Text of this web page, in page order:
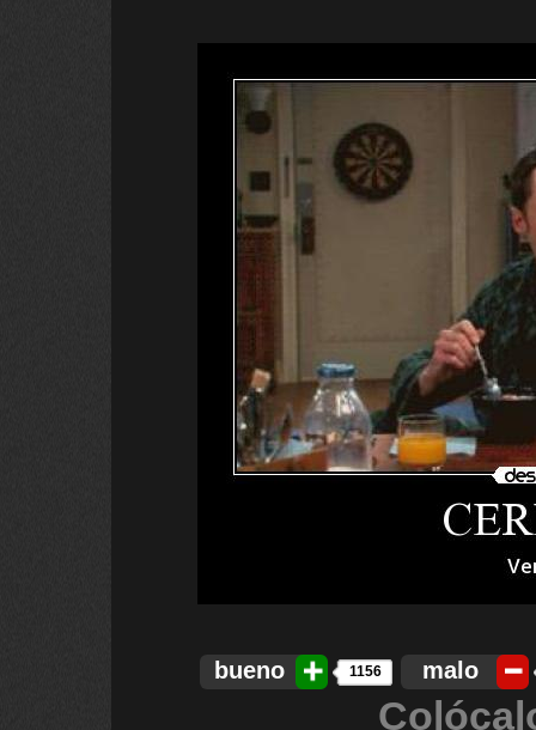
bueno 1156 malo